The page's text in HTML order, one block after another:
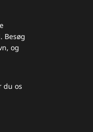
Besøg
og
du os